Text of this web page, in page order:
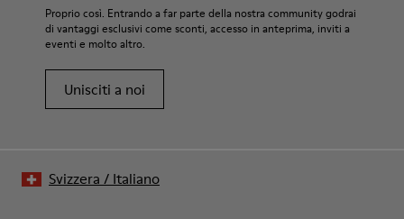
Proprio così. Entrando a far parte della nostra community godrai
di vantaggi esclusivi come sconti, accesso in anteprima, inviti a
eventi e molto altro.
Unisciti a noi
Svizzera / Italiano